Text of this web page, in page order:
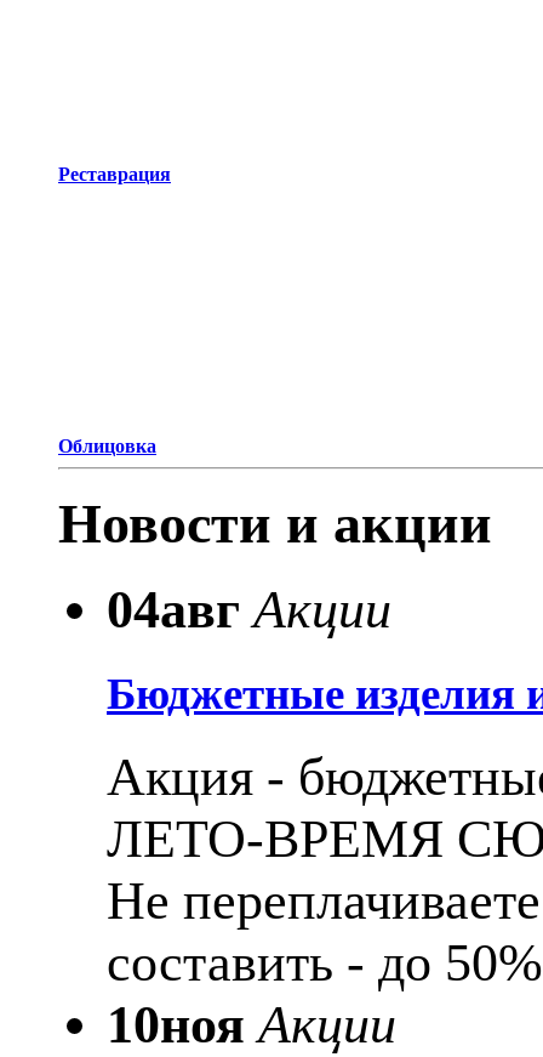
Реставрация
Облицовка
Новости и акции
04авг Акции
Бюджетные изделия
Акция -
ЛЕТО-ВРЕМЯ
Не
составить - до
10ноя Акции